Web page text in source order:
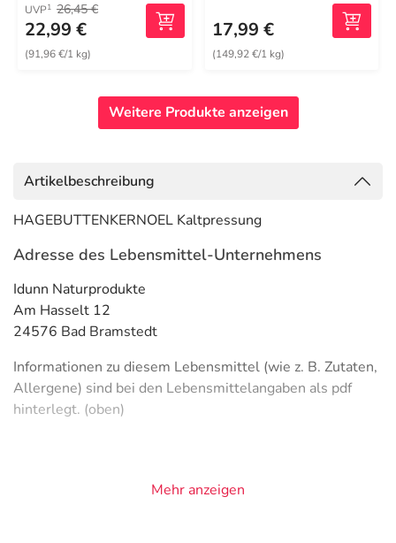
UVP1 26,45 €
22,99 €
(91,96 €/1 kg)
17,99 €
(149,92 €/1 kg)
Weitere Produkte anzeigen
Artikelbeschreibung
HAGEBUTTENKERNOEL Kaltpressung
Adresse des Lebensmittel-Unternehmens
Idunn Naturprodukte
Am Hasselt 12
24576 Bad Bramstedt
Informationen zu diesem Lebensmittel (wie z. B. Zutaten,
Allergene) sind bei den Lebensmittelangaben als pdf
hinterlegt. (oben)
Mehr anzeigen